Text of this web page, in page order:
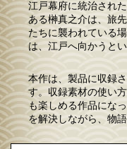
江戸幕府に統治され
ある榊真之介は、旅
たちに襲われている
は、江戸へ向かうと
本作は、製品に収録
す。収録素材の使い
も楽しめる作品にな
を解決しながら、物